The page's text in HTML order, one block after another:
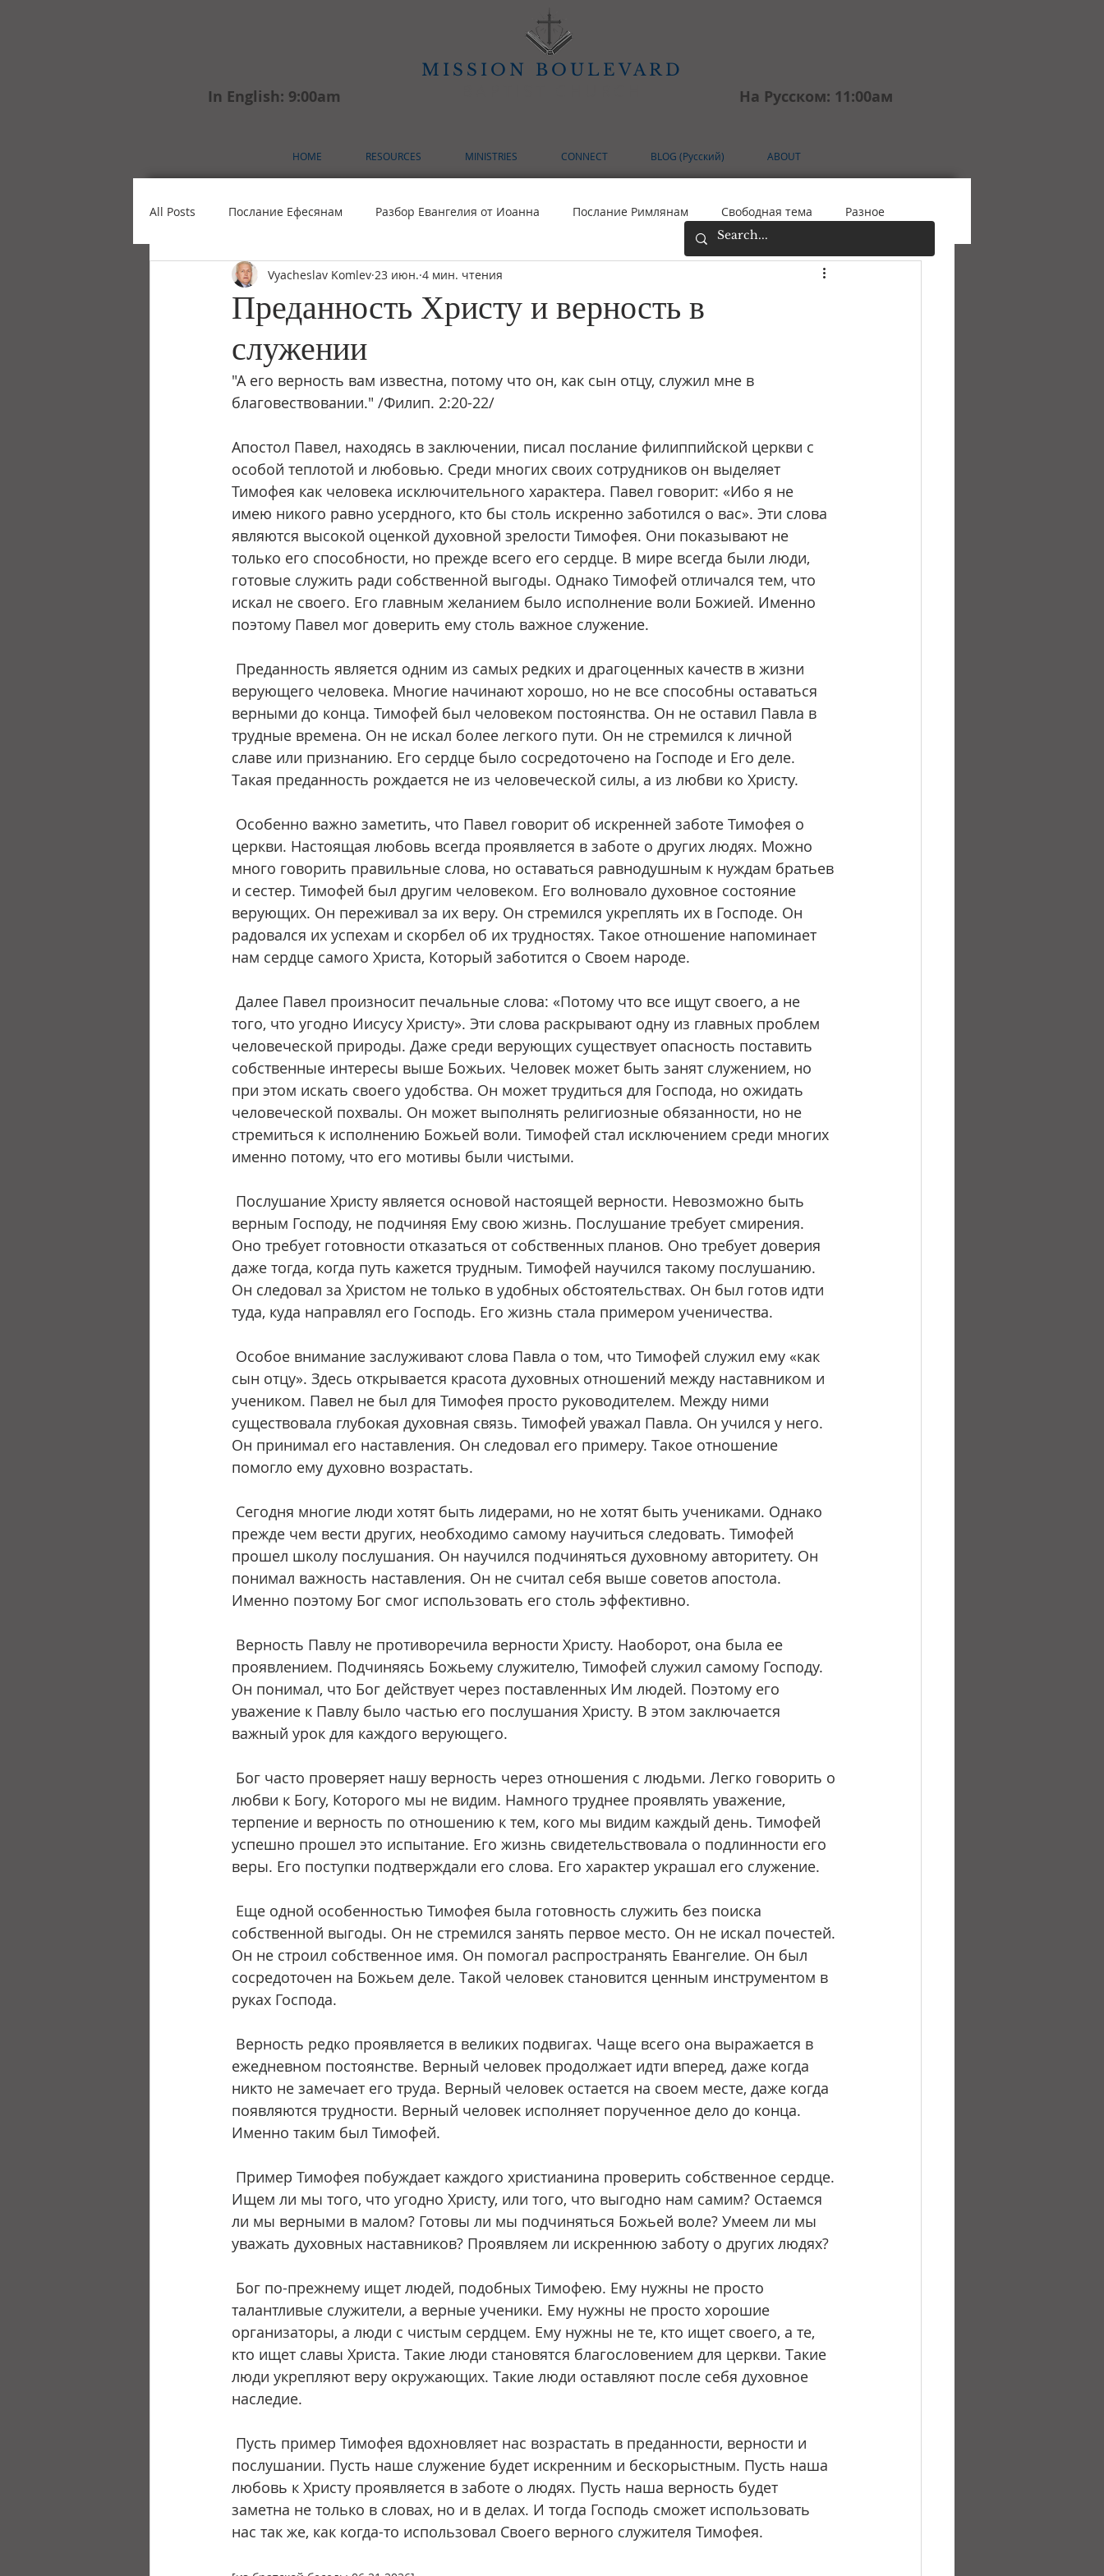
In English: 9:00am
MISSION BOULEVARD
На Русском: 11:00aм
HOME RESOURCES MINISTRIES CONNECT BLOG (Русский) ABOUT
All Posts Послание Ефесянам Разбор Евангелия от Иоанна Послание Римлянам Свободная тема Разное
Христианские Праздники Открытый Форум Послание Филиппийцам
Преданность Христу и верность в
служении
Vyacheslav Komlev 23 июн. 4 мин. чтения
"А его верность вам известна, потому что он, как сын отцу, служил мне в
благовествовании." /Филип. 2:20-22/
Апостол Павел, находясь в заключении, писал послание филиппийской церкви с
особой теплотой и любовью. Среди многих своих сотрудников он выделяет
Тимофея как человека исключительного характера. Павел говорит: «Ибо я не
имею никого равно усердного, кто бы столь искренно заботился о вас». Эти слова
являются высокой оценкой духовной зрелости Тимофея. Они показывают не
только его способности, но прежде всего его сердце. В мире всегда были люди,
готовые служить ради собственной выгоды. Однако Тимофей отличался тем, что
искал не своего. Его главным желанием было исполнение воли Божией. Именно
поэтому Павел мог доверить ему столь важное служение.
верующего человека. Многие начинают хорошо, но не все способны оставаться
верными до конца. Тимофей был человеком постоянства. Он не оставил Павла в
трудные времена. Он не искал более легкого пути. Он не стремился к личной
славе или признанию. Его сердце было сосредоточено на Господе и Его деле.
Такая преданность рождается не из человеческой силы, а из любви ко Христу.
церкви. Настоящая любовь всегда проявляется в заботе о других людях. Можно
много говорить правильные слова, но оставаться равнодушным к нуждам братьев
и сестер. Тимофей был другим человеком. Его волновало духовное состояние
верующих. Он переживал за их веру. Он стремился укреплять их в Господе. Он
радовался их успехам и скорбел об их трудностях. Такое отношение напоминает
нам сердце самого Христа, Который заботится о Своем народе.
того, что угодно Иисусу Христу». Эти слова раскрывают одну из главных проблем
человеческой природы. Даже среди верующих существует опасность поставить
собственные интересы выше Божьих. Человек может быть занят служением, но
при этом искать своего удобства. Он может трудиться для Господа, но ожидать
человеческой похвалы. Он может выполнять религиозные обязанности, но не
стремиться к исполнению Божьей воли. Тимофей стал исключением среди многих
именно потому, что его мотивы были чистыми.
верным Господу, не подчиняя Ему свою жизнь. Послушание требует смирения.
Оно требует готовности отказаться от собственных планов. Оно требует доверия
даже тогда, когда путь кажется трудным. Тимофей научился такому послушанию.
Он следовал за Христом не только в удобных обстоятельствах. Он был готов идти
туда, куда направлял его Господь. Его жизнь стала примером ученичества.
сын отцу». Здесь открывается красота духовных отношений между наставником и
учеником. Павел не был для Тимофея просто руководителем. Между ними
существовала глубокая духовная связь. Тимофей уважал Павла. Он учился у него.
Он принимал его наставления. Он следовал его примеру. Такое отношение
помогло ему духовно возрастать.
прежде чем вести других, необходимо самому научиться следовать. Тимофей
прошел школу послушания. Он научился подчиняться духовному авторитету. Он
понимал важность наставления. Он не считал себя выше советов апостола.
Именно поэтому Бог смог использовать его столь эффективно.
проявлением. Подчиняясь Божьему служителю, Тимофей служил самому Господу.
Он понимал, что Бог действует через поставленных Им людей. Поэтому его
уважение к Павлу было частью его послушания Христу. В этом заключается
важный урок для каждого верующего.
любви к Богу, Которого мы не видим. Намного труднее проявлять уважение,
терпение и верность по отношению к тем, кого мы видим каждый день. Тимофей
успешно прошел это испытание. Его жизнь свидетельствовала о подлинности его
веры. Его поступки подтверждали его слова. Его характер украшал его служение.
собственной выгоды. Он не стремился занять первое место. Он не искал почестей.
Он не строил собственное имя. Он помогал распространять Евангелие. Он был
сосредоточен на Божьем деле. Такой человек становится ценным инструментом в
руках Господа.
ежедневном постоянстве. Верный человек продолжает идти вперед, даже когда
никто не замечает его труда. Верный человек остается на своем месте, даже когда
появляются трудности. Верный человек исполняет порученное дело до конца.
Именно таким был Тимофей.
Ищем ли мы того, что угодно Христу, или того, что выгодно нам самим? Остаемся
ли мы верными в малом? Готовы ли мы подчиняться Божьей воле? Умеем ли мы
уважать духовных наставников? Проявляем ли искреннюю заботу о других людях?
талантливые служители, а верные ученики. Ему нужны не просто хорошие
организаторы, а люди с чистым сердцем. Ему нужны не те, кто ищет своего, а те,
кто ищет славы Христа. Такие люди становятся благословением для церкви. Такие
люди укрепляют веру окружающих. Такие люди оставляют после себя духовное
наследие.
послушании. Пусть наше служение будет искренним и бескорыстным. Пусть наша
любовь к Христу проявляется в заботе о людях. Пусть наша верность будет
заметна не только в словах, но и в делах. И тогда Господь сможет использовать
нас так же, как когда-то использовал Своего верного служителя Тимофея.